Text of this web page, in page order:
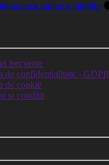
online a litigiilor
frecvente
de confidentialitate - GDPR
de cookie
si conditii